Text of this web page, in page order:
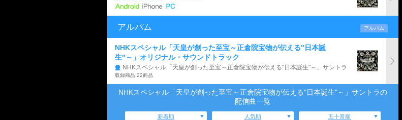
アルバム アルバム
NHKスペシャル「天皇が創った至宝～正倉院宝物が伝える"日本誕
生"～」オリジナル・サウンドトラック
NHKスペシャル「天皇が創った至宝～正倉院宝物が伝える"日本誕生"～」サントラ
収録商品:22商品
NHKスペシャル「天皇が創った至宝～正倉院宝物が伝える"日本誕生"～」サントラの
配信曲一覧
新着順 人気順 五十音順